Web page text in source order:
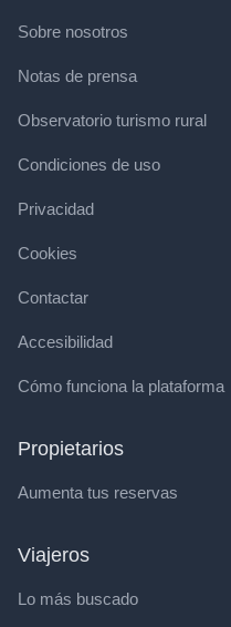
Sobre nosotros
Notas de prensa
Observatorio turismo rural
Condiciones de uso
Privacidad
Cookies
Contactar
Accesibilidad
Cómo funciona la plataforma
Propietarios
Aumenta tus reservas
Viajeros
Lo más buscado